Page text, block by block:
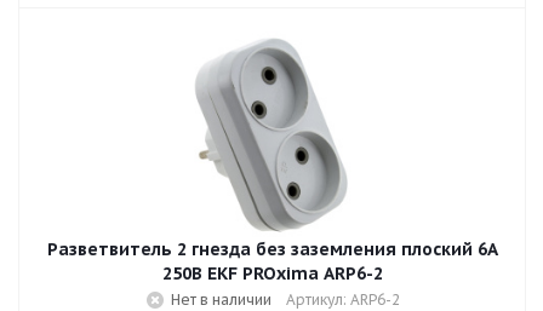
Разветвитель 2 гнезда без заземления плоский 6A
250B EKF PROxima ARP6-2
Нет в наличии Артикул: ARP6-2